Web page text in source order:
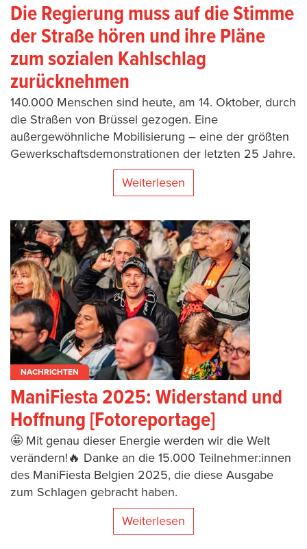
Die Regierung muss auf die Stimme
der Straße hören und ihre Pläne
zum sozialen Kahlschlag
zurücknehmen
140.000 Menschen sind heute, am 14. Oktober, durch
die Straßen von Brüssel gezogen. Eine
außergewöhnliche Mobilisierung – eine der größten
Gewerkschaftsdemonstrationen der letzten 25 Jahre.
Weiterlesen
NACHRICHTEN
ManiFiesta 2025: Widerstand und
Hoffnung [Fotoreportage]
🤩 Mit genau dieser Energie werden wir die Welt
verändern!🔥 Danke an die 15.000 Teilnehmer:innen
des ManiFiesta Belgien 2025, die diese Ausgabe
zum Schlagen gebracht haben.
Weiterlesen